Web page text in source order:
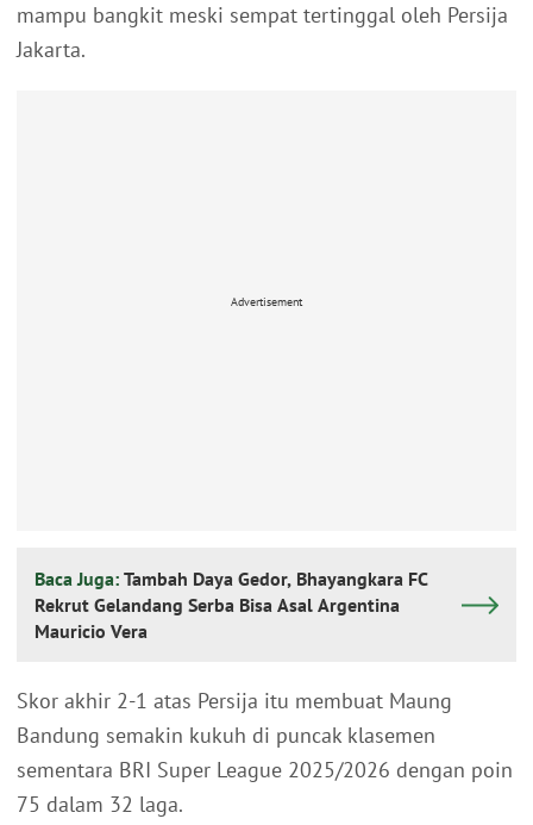
mampu bangkit meski sempat tertinggal oleh Persija
Jakarta.
Advertisement
Baca Juga: Tambah Daya Gedor, Bhayangkara FC
Rekrut Gelandang Serba Bisa Asal Argentina
Mauricio Vera
Skor akhir 2-1 atas Persija itu membuat Maung
Bandung semakin kukuh di puncak klasemen
sementara BRI Super League 2025/2026 dengan poin
75 dalam 32 laga.